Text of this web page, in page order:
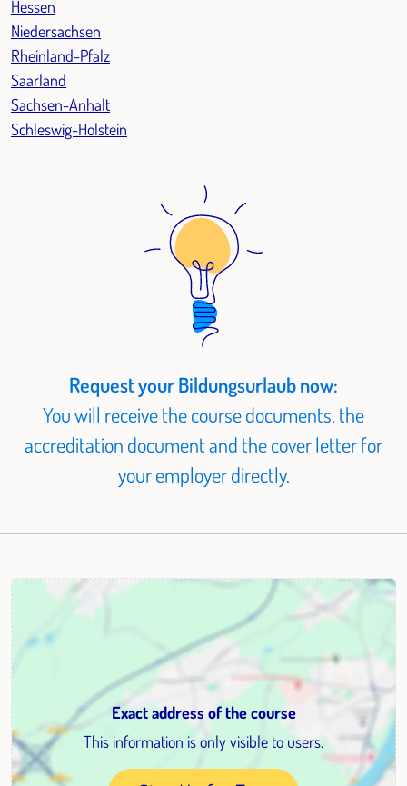
Hessen
Niedersachsen
Rheinland-Pfalz
Saarland
Sachsen-Anhalt
Schleswig-Holstein
Request your Bildungsurlaub now:
You will receive the course documents, the
accreditation document and the cover letter for
your employer directly.
Exact address of the course
This information is only visible to users.